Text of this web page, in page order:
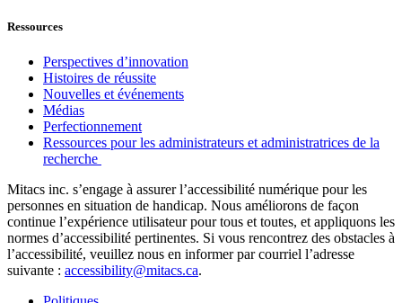
Ressources
Perspectives d’innovation
Histoires de réussite
Nouvelles et événements
Médias
Perfectionnement
Ressources pour les administrateurs et administratrices de la
recherche
Mitacs inc. s’engage à assurer l’accessibilité numérique pour les
personnes en situation de handicap. Nous améliorons de façon
continue l’expérience utilisateur pour tous et toutes, et appliquons les
normes d’accessibilité pertinentes. Si vous rencontrez des obstacles à
l’accessibilité, veuillez nous en informer par courriel l’adresse
suivante : accessibility@mitacs.ca.